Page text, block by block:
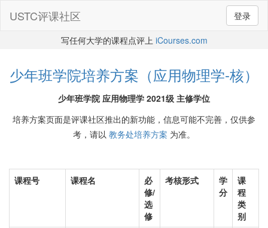
登录
USTC评课社区
写任何大学的课程点评上 iCourses.com
少年班学院培养方案（应用物理学-核）
少年班学院 应用物理学 2021级 主修学位
培养方案页面是评课社区推出的新功能，信息可能不完善，仅供参
考，请以 教务处培养方案 为准。
课程号 课程名
必
修/
选
修
考核形式
学
分
课
程
类
别